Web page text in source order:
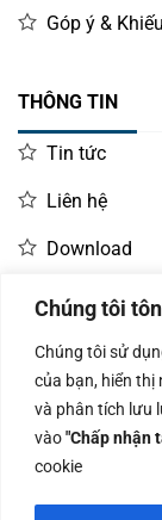
Chúng tôi
Chúng tôi sử
của bạn, hiển thị
và phân tích lưu
vào"Chấp nhận
cookie
Góp ý &
THÔNG TIN
Tin tức
Liên hệ
Download
LIÊN HỆ MUA
Kinh doanh:
0966.93.1717